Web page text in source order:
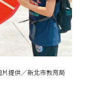
提供／新北市教育局